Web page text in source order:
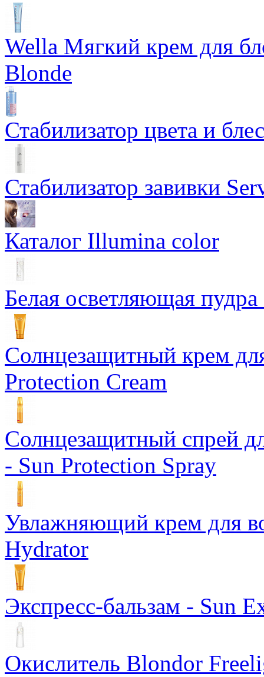
Wella Мягкий крем для
Blonde
Стабилизатор цвета и
Стабилизатор завивки
Каталог Illumina color
Белая осветляющая
Солнцезащитный крем
Protection Cream
Солнцезащитный спрей
- Sun Protection Spray
Увлажняющий крем для
Hydrator
Экспресс-бальзам - Sun
Окислитель Blondor